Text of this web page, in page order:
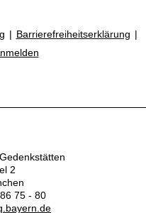
Barrierefreiheitserklärung
2
75 - 80